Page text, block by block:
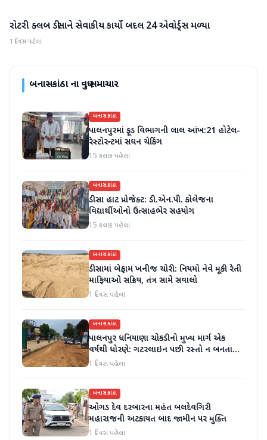
બનાસકાંઠા
રોટરી ક્લબ ડીસાને સેવાકીય કાર્યો બદલ 24 એવોર્ડ્સ મળ્યા
1 દિવસ પહેલા
બનાસકાંઠાના વધુ સમાચાર
બનાસકાંઠા
પાલનપુરમાં ફૂડ વિભાગની લાલ આંખ:21 હોટેલ-
રેસ્ટોરન્ટમાં સઘન ચેકિંગ
15 કલાક પહેલા
બનાસકાંઠા
ડીસા હાટ પ્રોજેક્ટ: ડી.એન.પી. કોલેજના
વિદ્યાર્થીઓનો ઉત્સાહભેર સહયોગ
15 કલાક પહેલા
બનાસકાંઠા
ડીસામાં બેફામ ખનીજ ચોરી: નિયમો નેવે મૂકી રેતી
માફિયાઓ સક્રિય, તંત્ર સામે સવાલો
1 દિવસ પહેલા
બનાસકાંઠા
પાલનપુર ધનિયાણા ચોકડીનો મુખ્ય માર્ગ એક
વર્ષથી ધોરણે: ગટરલાઇન પછી રસ્તો ન બનતા
હાલાકી
1 દિવસ પહેલા
બનાસકાંઠા
ઓગડ દેવ દરબારના મહંત બલદેવગિરી
મહારાજની અટકાયત બાદ જામીન પર મુક્તિ
1 દિવસ પહેલા